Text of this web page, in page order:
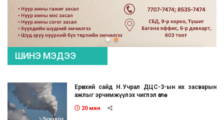
ШИНЭ МЭДЭЭ
Ерөнхий сайд Н.Учрал ДЦС-3-ын их засварын
ажлыг эрчимжүүлэх чиглэл өглөө
20 мин